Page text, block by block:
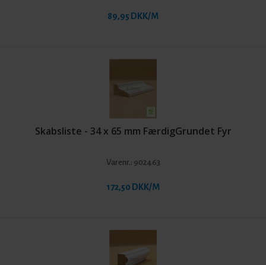
89,95 DKK/M
Skabsliste - 34 x 65 mm FærdigGrundet Fyr
Varenr.: 902463
172,50 DKK/M